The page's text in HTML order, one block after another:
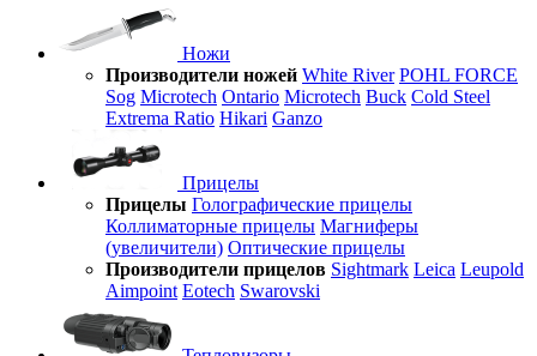
Ножи
Производители ножей White River POHL FORCE
Sog Microtech Ontario Microtech Buck Cold Steel
Extrema Ratio Hikari Ganzo
Прицелы
Прицелы Голографические прицелы
Коллиматорные прицелы Магниферы
(увеличители) Оптические прицелы
Производители прицелов Sightmark Leica Leupold
Aimpoint Eotech Swarovski